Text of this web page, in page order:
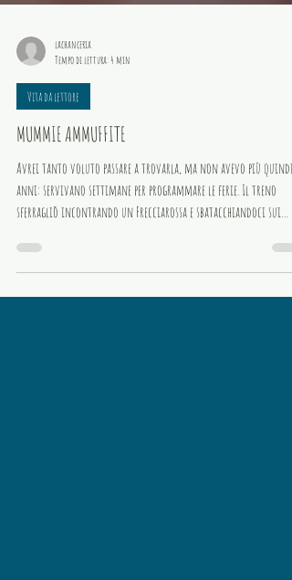
lachanceria
Tempo di lettura: 4 min
Vita da lettore
MUMMIE AMMUFFITE
Avrei tanto voluto passare a trovarla, ma non avevo più quindici
sferragliò incontrando un Frecciarossa e sbatacchiandoci sui
sedili. Marco accavallò le gambe in quelle sedute troppo corte per
e finì col ginocchio appoggiato al mio.